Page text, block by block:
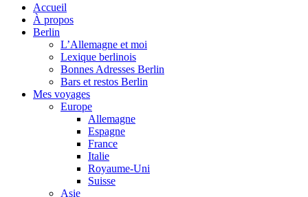
Accueil
À propos
Berlin
L’Allemagne et moi
Lexique berlinois
Bonnes Adresses Berlin
Bars et restos Berlin
Mes voyages
Europe
Allemagne
Espagne
France
Italie
Royaume-Uni
Suisse
Asie